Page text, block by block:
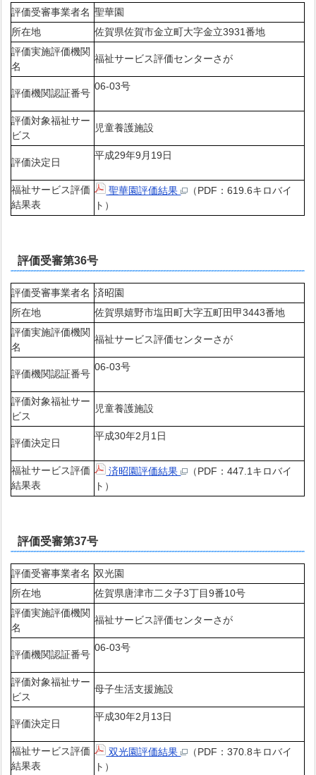
評価受審事業者名 聖華園
所在地
佐賀県佐賀市金立町大字金立3931番地
評価実施評価機関
名
福祉サービス評価センターさが
評価機関認証番号
06-03号
評価対象福祉サー
ビス
児童養護施設
評価決定日
平成29年9月19日
福祉サービス評価
結果表
聖華園評価結果
（PDF：619.6キロバイ
ト）
評価受審第36号
評価受審事業者名 済昭園
所在地
佐賀県嬉野市塩田町大字五町田甲3443番地
評価実施評価機関
名
福祉サービス評価センターさが
評価機関認証番号
06-03号
評価対象福祉サー
ビス
児童養護施設
評価決定日
平成30年2月1日
福祉サービス評価
結果表
済昭園評価結果
（PDF：447.1キロバイ
ト）
評価受審第37号
評価受審事業者名 双光園
所在地
佐賀県唐津市二タ子3丁目9番10号
評価実施評価機関
名
福祉サービス評価センターさが
評価機関認証番号
06-03号
評価対象福祉サー
ビス
母子生活支援施設
評価決定日
平成30年2月13日
福祉サービス評価
結果表
双光園評価結果
（PDF：370.8キロバイ
ト）